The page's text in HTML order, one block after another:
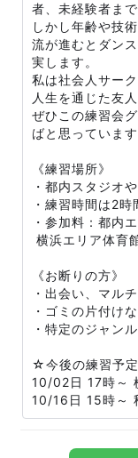
者、未経験者まで
しかし年齢や技
流が進むとダン
実します。
私は社会人サー
人生を通じた友
ぜひこの練習会
ばと思っています
《練習場所》
・都内スタジオ
・練習時間は2時
・参加料：都内
横浜エリア体
《お断りの方》
・出会い、マル
・ゴミの片付け
・特定のジャン
☆今後の練習予
10/02日 17時～
10/16日 15時～